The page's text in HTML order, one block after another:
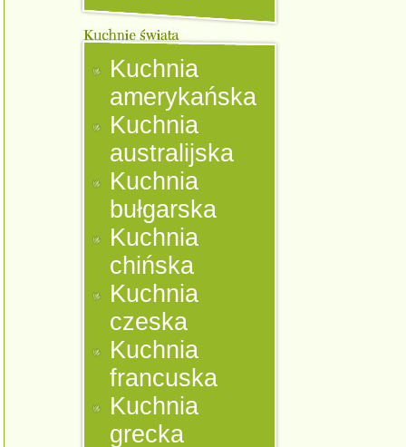
Kuchnia
amerykańska
Kuchnia
australijska
Kuchnia
bułgarska
Kuchnia
chińska
Kuchnia
czeska
Kuchnia
francuska
Kuchnia
grecka